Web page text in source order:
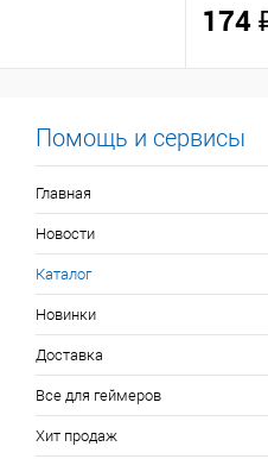
174
Помощь и сервисы
Главная
Новости
Каталог
Новинки
Доставка
Все для геймеров
Хит продаж